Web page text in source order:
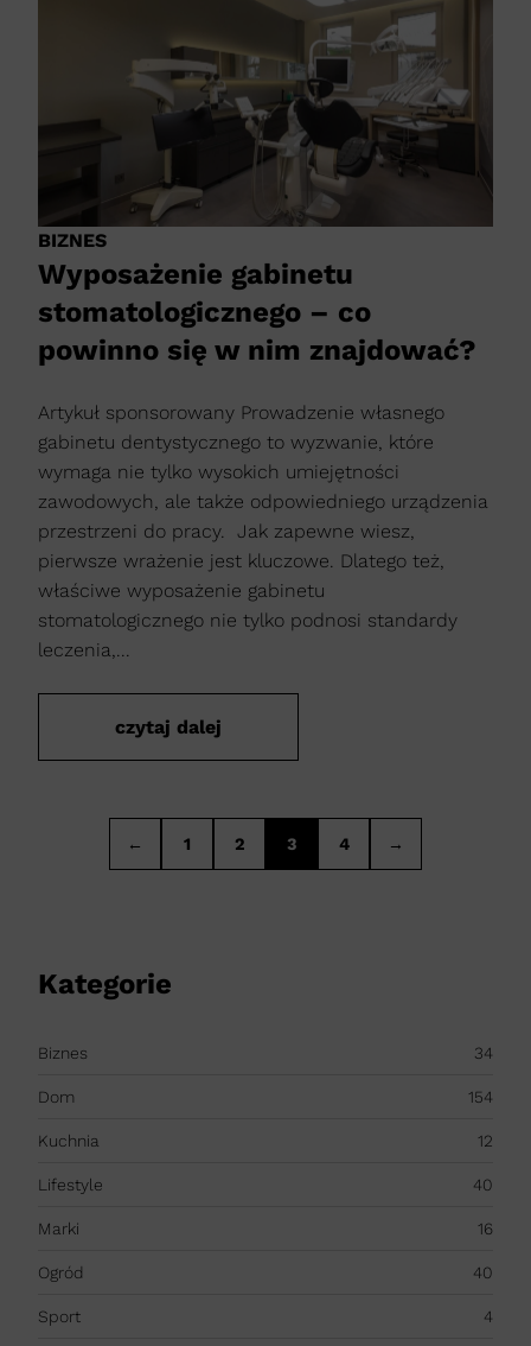
BIZNES
Wyposażenie gabinetu
stomatologicznego – co
powinno się w nim znajdować?
Artykuł sponsorowany Prowadzenie własnego
gabinetu dentystycznego to wyzwanie, które
wymaga nie tylko wysokich umiejętności
zawodowych, ale także odpowiedniego urządzenia
przestrzeni do pracy. Jak zapewne wiesz,
pierwsze wrażenie jest kluczowe. Dlatego też,
właściwe wyposażenie gabinetu
stomatologicznego nie tylko podnosi standardy
leczenia,...
czytaj dalej
← 1 2 3 4 →
Kategorie
Biznes 34
Dom 154
Kuchnia 12
Lifestyle 40
Marki 16
Ogród 40
Sport 4